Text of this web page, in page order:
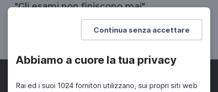
Continua senza accettare
Abbiamo a cuore la tua privacy
Rai ed i suoi 1024 fornitori utilizzano, sui propri siti web
"Gli esami non finiscono mai"
La grande lezione di Eduardo
SCUOLA SECONDARIA 2°